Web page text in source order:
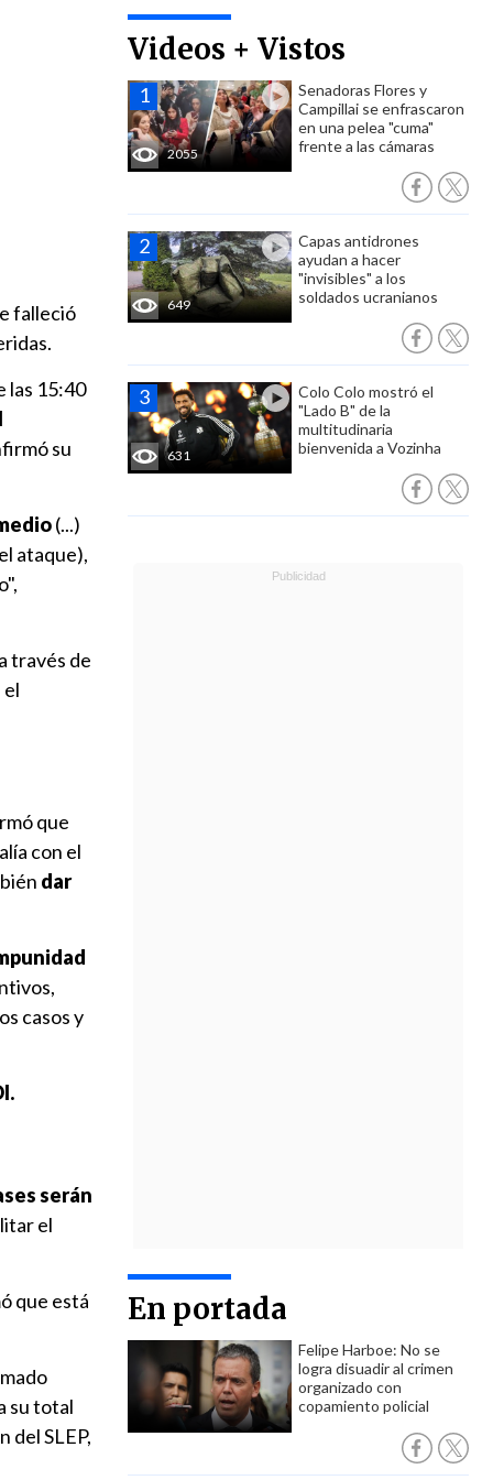
Videos + Vistos
2055
Senadoras Flores y
Campillai se enfrascaron
en una pelea "cuma"
frente a las cámaras
649
Capas antidrones
ayudan a hacer
"invisibles" a los
soldados ucranianos
631
Colo Colo mostró el
"Lado B" de la
multitudinaria
bienvenida a Vozinha
En portada
Felipe Harboe: No se
logra disuadir al crimen
organizado con
copamiento policial
falleció
las 15:40
su
(...)
ataque),
través de
el
que
con el
dar
casos y
serán
el
que está
su total
del SLEP,